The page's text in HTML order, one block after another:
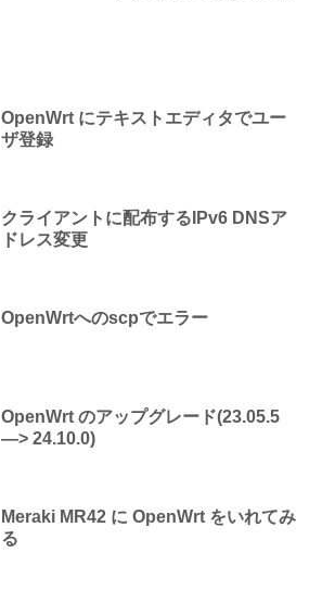
OpenWrt にテキストエディタでユー
ザ登録
クライアントに配布するIPv6 DNSア
ドレス変更
OpenWrtへのscpでエラー
OpenWrt のアップグレード(23.05.5
—> 24.10.0)
Meraki MR42 に OpenWrt をいれてみ
る